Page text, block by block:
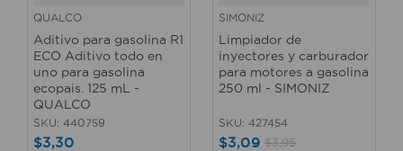
QUALCO
Aditivo para gasolina R1
ECO Aditivo todo en
uno para gasolina
ecopais. 125 mL -
QUALCO
SKU: 440759
$3,30
SIMONIZ
Limpiador de
inyectores y carburador
para motores a gasolina
250 ml - SIMONIZ
SKU: 427454
$3,09 $3,95